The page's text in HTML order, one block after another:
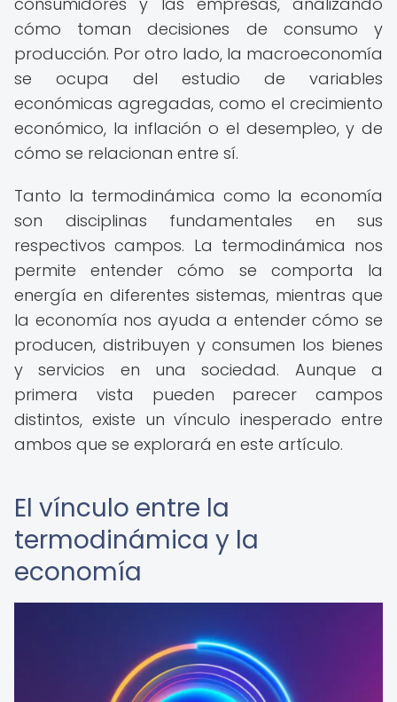
cómo toman decisiones de consumo y
producción. Por otro lado, la macroeconomía
se ocupa del estudio de variables
económicas agregadas, como el crecimiento
económico, la inflación o el desempleo, y de
cómo se relacionan entre sí.
Tanto la termodinámica como la economía
son disciplinas fundamentales en sus
respectivos campos. La termodinámica nos
permite entender cómo se comporta la
energía en diferentes sistemas, mientras que
la economía nos ayuda a entender cómo se
producen, distribuyen y consumen los bienes
y servicios en una sociedad. Aunque a
primera vista pueden parecer campos
distintos, existe un vínculo inesperado entre
ambos que se explorará en este artículo.
El vínculo entre la
termodinámica y la
economía